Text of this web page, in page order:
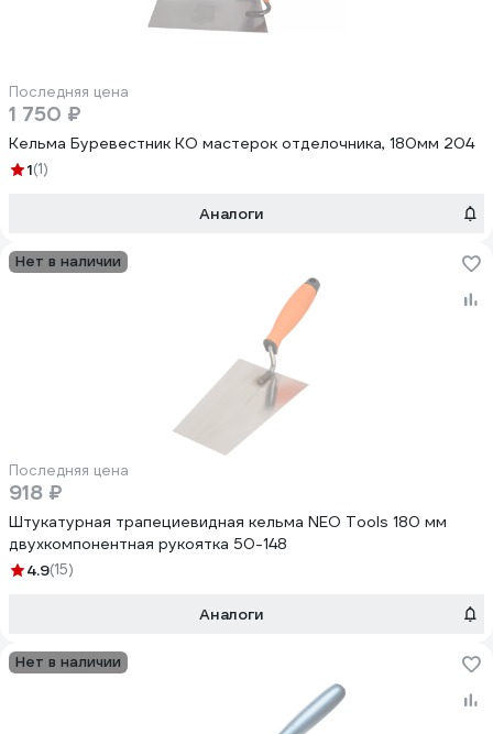
Последняя цена
1 750 ₽
Кельма Буревестник КО мастерок отделочника, 180мм 204
1(1)
Аналоги
Нет в наличии
Последняя цена
918 ₽
Штукатурная трапециевидная кельма NEO Tools 180 мм
двухкомпонентная рукоятка 50-148
4.9(15)
Аналоги
Нет в наличии